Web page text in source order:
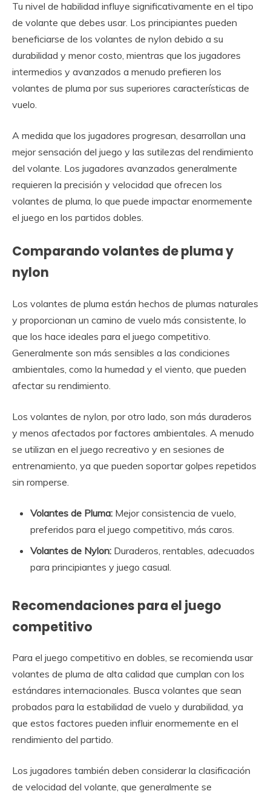
Tu nivel de habilidad influye significativamente en el tipo
de volante que debes usar. Los principiantes pueden
beneficiarse de los volantes de nylon debido a su
durabilidad y menor costo, mientras que los jugadores
intermedios y avanzados a menudo prefieren los
volantes de pluma por sus superiores características de
vuelo.
A medida que los jugadores progresan, desarrollan una
mejor sensación del juego y las sutilezas del rendimiento
del volante. Los jugadores avanzados generalmente
requieren la precisión y velocidad que ofrecen los
volantes de pluma, lo que puede impactar enormemente
el juego en los partidos dobles.
Comparando volantes de pluma y
nylon
Los volantes de pluma están hechos de plumas naturales
y proporcionan un camino de vuelo más consistente, lo
que los hace ideales para el juego competitivo.
Generalmente son más sensibles a las condiciones
ambientales, como la humedad y el viento, que pueden
afectar su rendimiento.
Los volantes de nylon, por otro lado, son más duraderos
y menos afectados por factores ambientales. A menudo
se utilizan en el juego recreativo y en sesiones de
entrenamiento, ya que pueden soportar golpes repetidos
sin romperse.
Volantes de Pluma: Mejor consistencia de vuelo,
preferidos para el juego competitivo, más caros.
Volantes de Nylon: Duraderos, rentables, adecuados
para principiantes y juego casual.
Recomendaciones para el juego
competitivo
Para el juego competitivo en dobles, se recomienda usar
volantes de pluma de alta calidad que cumplan con los
estándares internacionales. Busca volantes que sean
probados para la estabilidad de vuelo y durabilidad, ya
que estos factores pueden influir enormemente en el
rendimiento del partido.
Los jugadores también deben considerar la clasificación
de velocidad del volante, que generalmente se